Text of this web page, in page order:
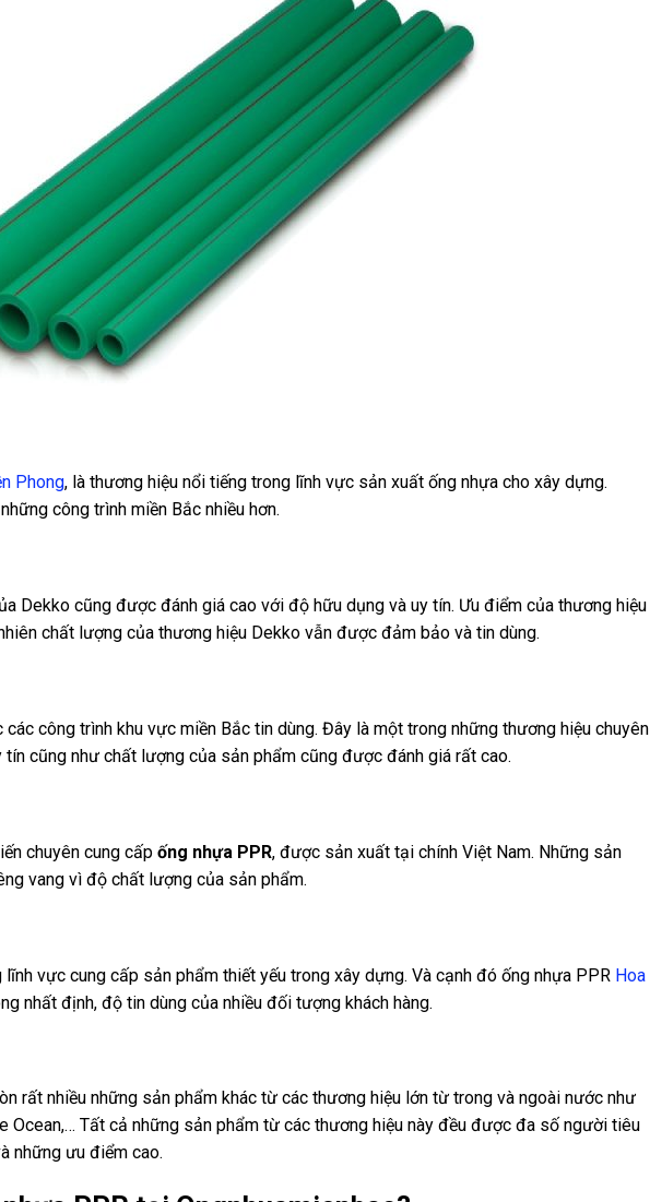
Phong, là thương hiệu nổi tiếng trong lĩnh vực sản xuất ống nhựa cho xây dựng.
công trình miền Bắc nhiều hơn.
Dekko cũng được đánh giá cao với độ hữu dụng và uy tín. Ưu điểm của thương hiệu
chất lượng của thương hiệu Dekko vẫn được đảm bảo và tin dùng.
công trình khu vực miền Bắc tin dùng. Đây là một trong những thương hiệu chuyên
tín cũng như chất lượng của sản phẩm cũng được đánh giá rất cao.
chuyên cung cấp ống nhựa PPR, được sản xuất tại chính Việt Nam. Những sản
vang vì độ chất lượng của sản phẩm.
vực cung cấp sản phẩm thiết yếu trong xây dựng. Và cạnh đó ống nhựa PPR Hoa
nhất định, độ tin dùng của nhiều đối tượng khách hàng.
rất nhiều những sản phẩm khác từ các thương hiệu lớn từ trong và ngoài nước như
Ocean,… Tất cả những sản phẩm từ các thương hiệu này đều được đa số người tiêu
những ưu điểm cao.